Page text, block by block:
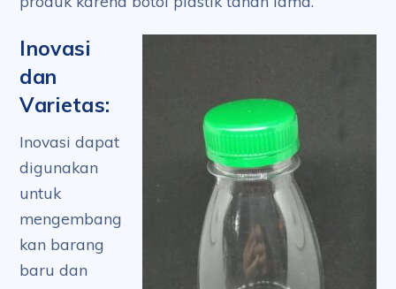
Inovasi
dan
Varietas:
Inovasi dapat
digunakan
untuk
mengembang
kan barang
baru dan